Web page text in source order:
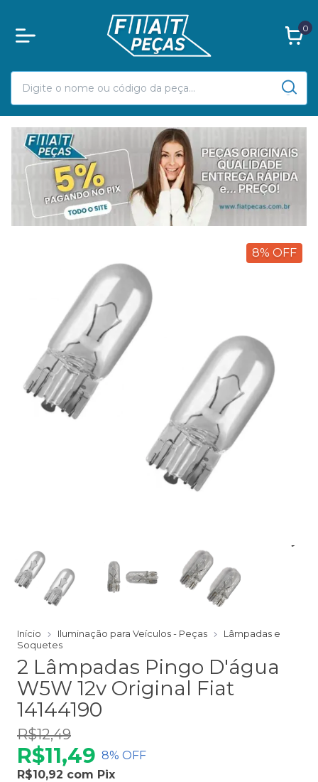
0
8% OFF
Início Iluminação para Veículos - Peças
Lâmpadas e
Soquetes
2 Lâmpadas Pingo D'água
W5W 12v Original Fiat
14144190
R$12,49
R$11,49 8% OFF
R$10,92 com Pix